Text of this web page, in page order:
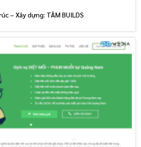
– Xây dựng: TÂM BUILDS